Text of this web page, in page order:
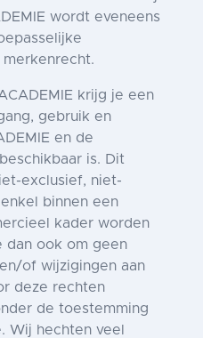
wordt eveneens
merkenrecht.
krijg je een
gebruik en
en de
is. Dit
exclusief, niet-
binnen een
kader worden
dan ook om geen
of wijzigingen aan
deze rechten
de toestemming
Wij hechten veel